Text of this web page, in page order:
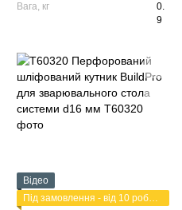
Вага, кг
0.
9
Відео
Під замовлення - від 10 робочих днів